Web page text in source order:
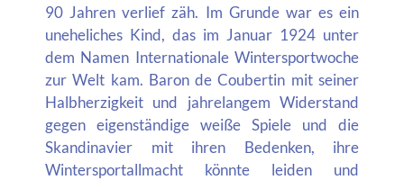
90 Jahren verlief zäh. Im Grunde war es ein
uneheliches Kind, das im Januar 1924 unter
dem Namen Internationale Wintersportwoche
zur Welt kam. Baron de Coubertin mit seiner
Halbherzigkeit und jahrelangem Widerstand
gegen eigenständige weiße Spiele und die
Skandinavier mit ihren Bedenken, ihre
Wintersportallmacht könnte leiden und